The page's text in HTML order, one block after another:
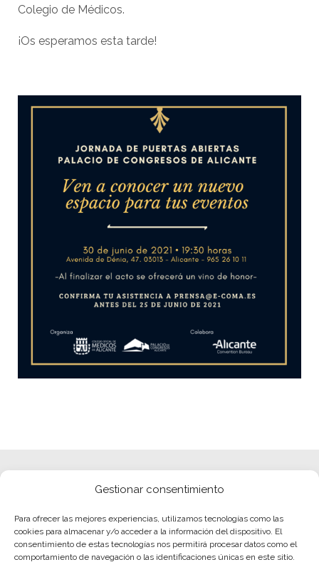
Gestionar consentimiento
Para ofrecer las mejores experiencias, utilizamos tecnologías como las
cookies para almacenar y/o acceder a la información del dispositivo. El
consentimiento de estas tecnologías nos permitirá procesar datos como el
comportamiento de navegación o las identificaciones únicas en este sitio.
Colegio de Médicos.
¡Os esperamos esta tarde!